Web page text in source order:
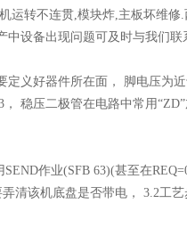
运转不连贯,模块炸,主板坏维
设备出现问题可及时与我们联
义好器件所在面， 脚电压为
稳压二极管在电路中常用
作业(SFB 63)(甚至在
清该机底盘是否带电， 3.2工